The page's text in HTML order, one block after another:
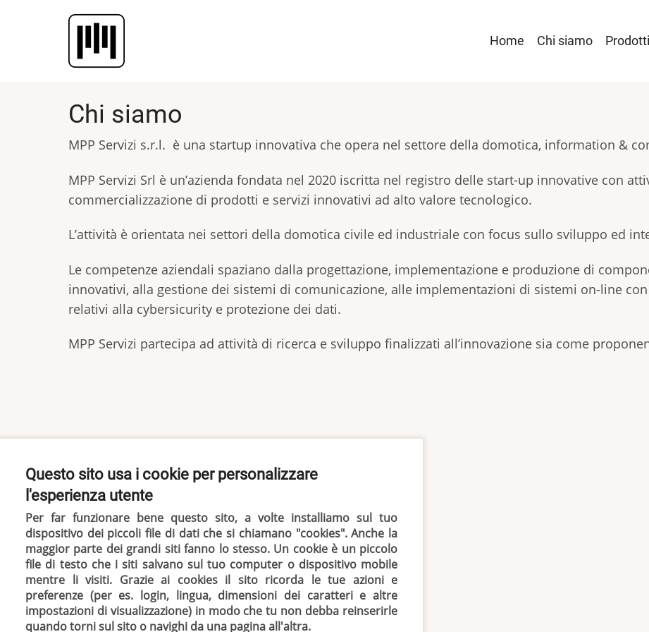
Main
Home Chi siamo Prodotti
Chi siamo
MPP Servizi s.r.l. è una startup innovativa che opera nel settore della domotica, information &
MPP Servizi Srl è un’azienda fondata nel 2020 iscritta nel registro delle start-up innovative con
commercializzazione di prodotti e servizi innovativi ad alto valore tecnologico.
L’attività è orientata nei settori della domotica civile ed industriale con focus sullo sviluppo ed
Le competenze aziendali spaziano dalla progettazione, implementazione e produzione di
innovativi, alla gestione dei sistemi di comunicazione, alle implementazioni di sistemi on-line
relativi alla cybersicurity e protezione dei dati.
MPP Servizi partecipa ad attività di ricerca e sviluppo finalizzati all’innovazione sia come
Questo sito usa i cookie per personalizzare
l'esperienza utente
Per far funzionare bene questo sito, a volte installiamo sul tuo
dispositivo dei piccoli file di dati che si chiamano "cookies". Anche la
maggior parte dei grandi siti fanno lo stesso. Un cookie è un piccolo
file di testo che i siti salvano sul tuo computer o dispositivo mobile
mentre li visiti. Grazie ai cookies il sito ricorda le tue azioni e
preferenze (per es. login, lingua, dimensioni dei caratteri e altre
impostazioni di visualizzazione) in modo che tu non debba reinserirle
quando torni sul sito o navighi da una pagina all'altra.